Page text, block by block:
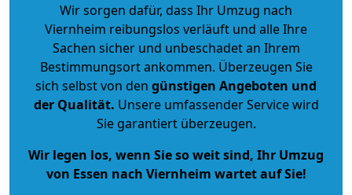
Wir sorgen dafür, dass Ihr Umzug nach
Viernheim reibungslos verläuft und alle Ihre
Sachen sicher und unbeschadet an Ihrem
Bestimmungsort ankommen. Überzeugen Sie
sich selbst von den günstigen Angeboten und
der Qualität. Unsere umfassender Service wird
Sie garantiert überzeugen.
Wir legen los, wenn Sie so weit sind, Ihr Umzug
von Essen nach Viernheim wartet auf Sie!